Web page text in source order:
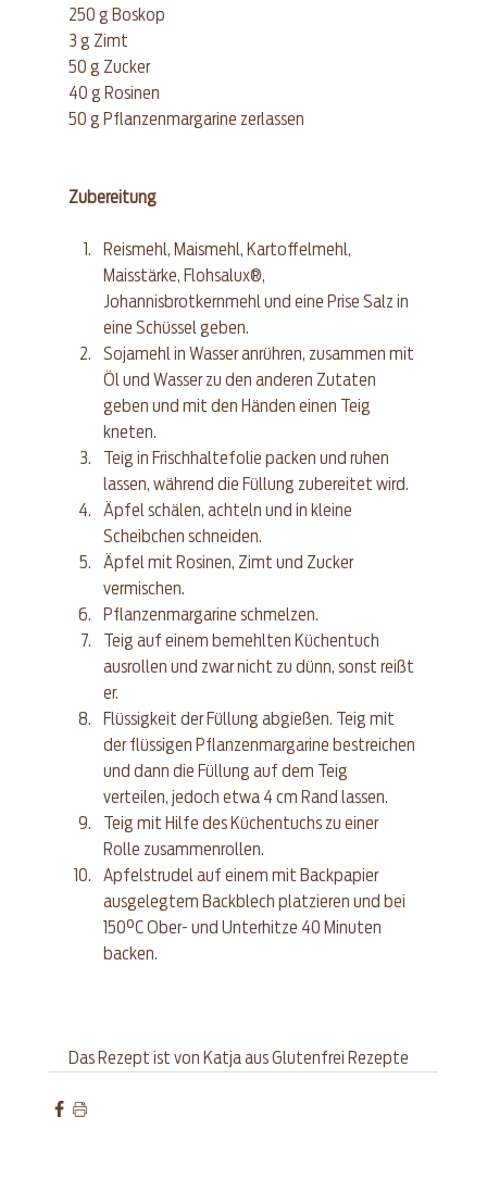
250 g Boskop
3 g Zimt
50 g Zucker
40 g Rosinen
50 g Pflanzenmargarine zerlassen
Zubereitung
Reismehl, Maismehl, Kartoffelmehl,
Maisstärke, Flohsalux®,
Johannisbrotkernmehl und eine Prise Salz in
eine Schüssel geben.
Sojamehl in Wasser anrühren, zusammen mit
Öl und Wasser zu den anderen Zutaten
geben und mit den Händen einen Teig
kneten.
Teig in Frischhaltefolie packen und ruhen
lassen, während die Füllung zubereitet wird.
Äpfel schälen, achteln und in kleine
Scheibchen schneiden.
Äpfel mit Rosinen, Zimt und Zucker
vermischen.
Pflanzenmargarine schmelzen.
Teig auf einem bemehlten Küchentuch
ausrollen und zwar nicht zu dünn, sonst reißt
er.
Flüssigkeit der Füllung abgießen. Teig mit
der flüssigen Pflanzenmargarine bestreichen
und dann die Füllung auf dem Teig
verteilen, jedoch etwa 4 cm Rand lassen.
Teig mit Hilfe des Küchentuchs zu einer
Rolle zusammenrollen.
Apfelstrudel auf einem mit Backpapier
ausgelegtem Backblech platzieren und bei
150°C Ober- und Unterhitze 40 Minuten
backen.
Das Rezept ist von Katja aus Glutenfrei Rezepte